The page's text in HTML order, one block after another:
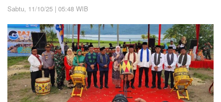
Sabtu, 11/10/25 | 05:48 WIB